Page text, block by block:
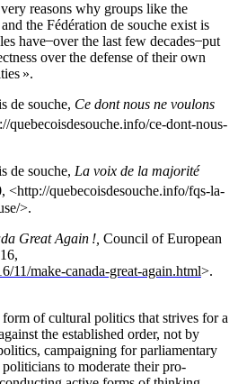
reasons why groups like the
the Fédération de souche exist is
have ̶ over the last few decades ̶ put
over the defense of their own
».
de souche, Ce dont nous ne voulons
quebecoisdesouche.info/ce-dont-nous-
de souche, La voix de la majorité
<http://quebecoisdesouche.info/fqs-la-
>.
Great Again !, Council of European
11/make-canada-great-again.html>.
of cultural politics that strives for a
the established order, not by
campaigning for parliamentary
to moderate their pro-